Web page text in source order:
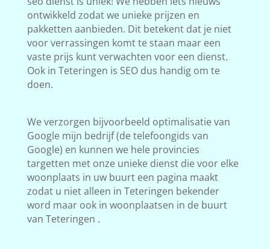
ontwikkeld zodat we unieke prijzen en
pakketten aanbieden. Dit betekent dat je niet
voor verrassingen komt te staan maar een
vaste prijs kunt verwachten voor een dienst.
Ook in Teteringen is SEO dus handig om te
doen.
We verzorgen bijvoorbeeld optimalisatie van
Google mijn bedrijf (de telefoongids van
Google) en kunnen we hele provincies
targetten met onze unieke dienst die voor elke
woonplaats in uw buurt een pagina maakt
zodat u niet alleen in Teteringen bekender
word maar ook in woonplaatsen in de buurt
van Teteringen .